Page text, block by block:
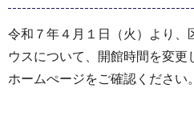
令和７年４月１日（火）より、
ウスについて、開館時間を変
ホームぺージをご確認ください。